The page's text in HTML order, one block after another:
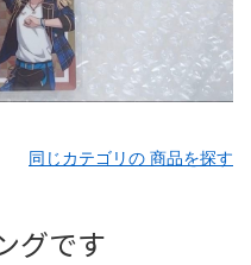
同じカテゴリの 商品を探す
グです